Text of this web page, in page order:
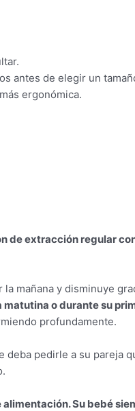
antes de elegir un
ergonómica.
de extracción regular
mañana y disminuye
o durante su
profundamente.
pedirle a su pareja
Su bebé